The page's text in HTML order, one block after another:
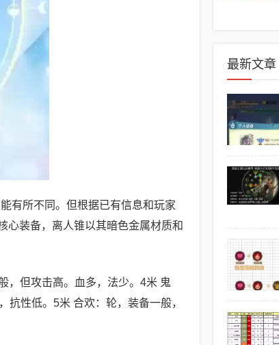
有所不同。但根据已有信息和玩家
心装备，离人锥以其暗色金属材质和
，但攻击高。血多，法少。4米 鬼
性低。5米 合欢：轮，装备一般，
最新文章